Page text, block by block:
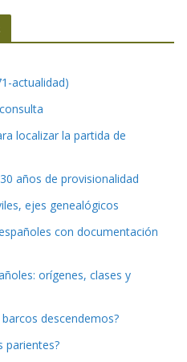
actualidad)
localizar la partida de
años de provisionalidad
ejes genealógicos
con documentación
orígenes, clases y
descendemos?
parientes?